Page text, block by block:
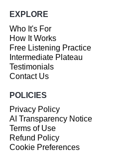
EXPLORE
Who It's For
How It Works
Free Listening Practice
Intermediate Plateau
Testimonials
Contact Us
POLICIES
Privacy Policy
AI Transparency Notice
Terms of Use
Refund Policy
Cookie Preferences